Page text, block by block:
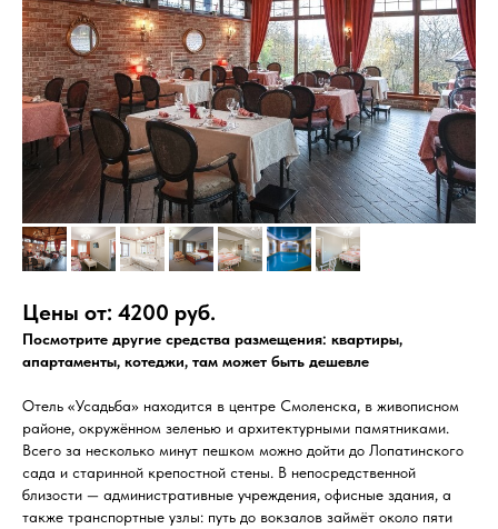
Цены от: 4200 руб.
Посмотрите другие средства размещения: квартиры,
апартаменты, котеджи, там может быть дешевле
Отель «Усадьба» находится в центре Смоленска, в живописном
районе, окружённом зеленью и архитектурными памятниками.
Всего за несколько минут пешком можно дойти до Лопатинского
сада и старинной крепостной стены. В непосредственной
близости — административные учреждения, офисные здания, а
также транспортные узлы: путь до вокзалов займёт около пяти